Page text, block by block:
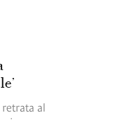
al